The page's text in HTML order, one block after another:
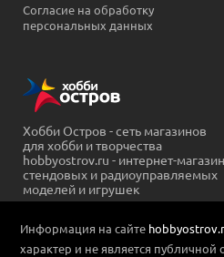
Согласие на обработку
персональных данных
Хобби Остров - сеть магазинов
для хобби и творчества
hobbyostrov.ru - интернет-магазин
стендовых и радиоуправляемых
моделей и игрушек
Информация на сайте
характер и не является